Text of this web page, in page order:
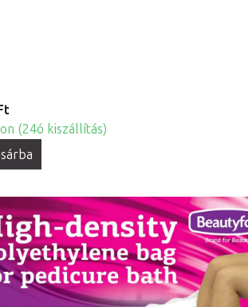
(24ó kiszállítás)